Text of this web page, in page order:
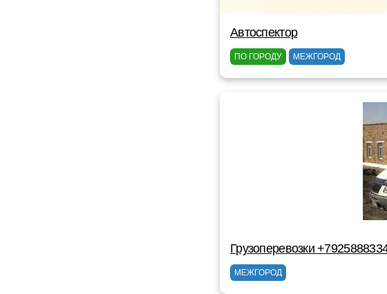
Автоспектор
ПО ГОРОДУ МЕЖГОРОД
Грузоперевозки
МЕЖГОРОД